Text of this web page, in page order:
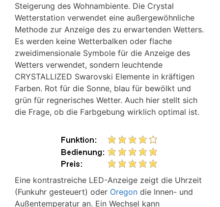
Steigerung des Wohnambiente. Die Crystal
Wetterstation verwendet eine außergewöhnliche
Methode zur Anzeige des zu erwartenden Wetters.
Es werden keine Wetterbalken oder flache
zweidimensionale Symbole für die Anzeige des
Wetters verwendet, sondern leuchtende
CRYSTALLIZED Swarovski Elemente in kräftigen
Farben. Rot für die Sonne, blau für bewölkt und
grün für regnerisches Wetter. Auch hier stellt sich
die Frage, ob die Farbgebung wirklich optimal ist.
Eine kontrastreiche LED-Anzeige zeigt die Uhrzeit
(Funkuhr gesteuert) oder Oregon die Innen- und
Außentemperatur an. Ein Wechsel kann